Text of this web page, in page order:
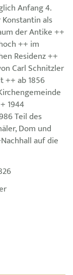
Anfang 4.
als
der Antike ++
++ im
Residenz ++
Carl Schnitzler
++ ab 1856
1944
Teil des
Dom und
auf die